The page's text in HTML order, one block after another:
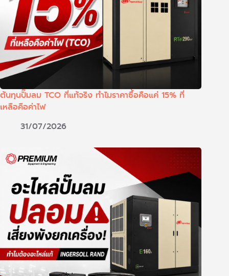
ต้นทุนปั๊มลม TCO ที่แท้จริง ทำไมราคาซื้อคือแค่ 15% ที่
เหลือคือค่าไฟ
31/07/2026